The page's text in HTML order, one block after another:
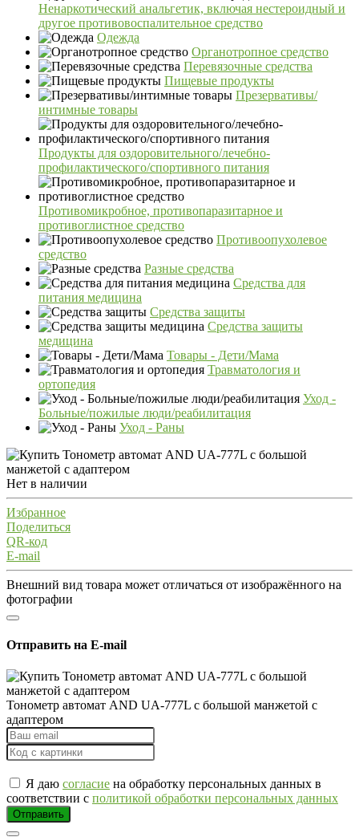
Ненаркотический анальгетик, включая нестероидный и
другое противовоспалительное средство
Одежда
Органотропное средство
Перевязочные средства
Пищевые продукты
Презервативы/
интимные товары
Продукты для оздоровительного/лечебно-
профилактического/спортивного питания
Противомикробное, противопаразитарное и
противоглистное средство
Противоопухолевое
средство
Разные средства
Средства для
питания медицина
Средства защиты
Средства защиты
медицина
Товары - Дети/Мама
Травматология и
ортопедия
Уход -
Больные/пожилые люди/реабилитация
Уход - Раны
Нет в наличии
Избранное
Поделиться
QR-код
E-mail
Внешний вид товара может отличаться от изображённого на
фотографии
Отправить на E-mail
Тонометр автомат AND UA-777L с большой манжетой с
адаптером
Я даю согласие на обработку персональных данных в
соответствии с политикой обработки персональных данных
Отправить